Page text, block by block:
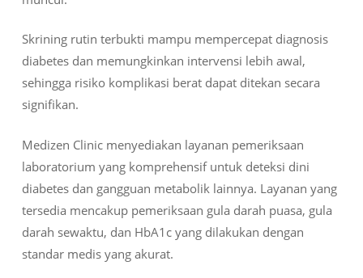
Skrining rutin terbukti mampu mempercepat diagnosis
diabetes dan memungkinkan intervensi lebih awal,
sehingga risiko komplikasi berat dapat ditekan secara
signifikan.
Medizen Clinic menyediakan layanan pemeriksaan
laboratorium yang komprehensif untuk deteksi dini
diabetes dan gangguan metabolik lainnya. Layanan yang
tersedia mencakup pemeriksaan gula darah puasa, gula
darah sewaktu, dan HbA1c yang dilakukan dengan
standar medis yang akurat.